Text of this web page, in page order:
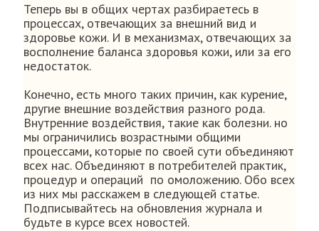
Теперь вы в общих чертах разбираетесь в
процессах, отвечающих за внешний вид и
здоровье кожи. И в механизмах, отвечающих за
восполнение баланса здоровья кожи, или за его
недостаток.
Конечно, есть много таких причин, как курение,
другие внешние воздействия разного рода.
Внутренние воздействия, такие как болезни. но
мы ограничились возрастными общими
процессами, которые по своей сути объединяют
всех нас. Объединяют в потребителей практик,
процедур и операций по омоложению. Обо всех
из них мы расскажем в следующей статье.
Подписывайтесь на обновления журнала и
будьте в курсе всех новостей.